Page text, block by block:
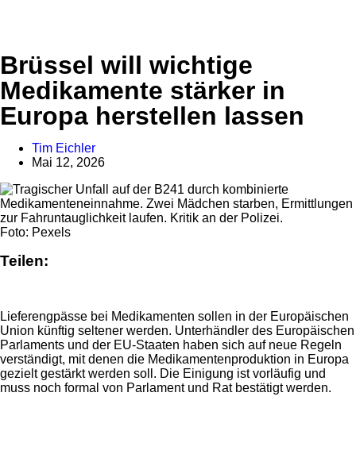
Brüssel will wichtige
Medikamente stärker in
Europa herstellen lassen
Tim Eichler
Mai 12, 2026
Foto: Pexels
Teilen:
Lieferengpässe bei Medikamenten sollen in der Europäischen
Union künftig seltener werden. Unterhändler des Europäischen
Parlaments und der EU-Staaten haben sich auf neue Regeln
verständigt, mit denen die Medikamentenproduktion in Europa
gezielt gestärkt werden soll. Die Einigung ist vorläufig und
muss noch formal von Parlament und Rat bestätigt werden.